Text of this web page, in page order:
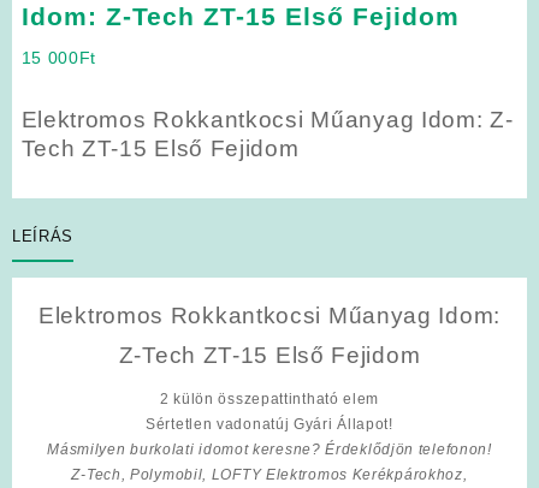
Idom: Z-Tech ZT-15 Első Fejidom
15 000Ft
Elektromos Rokkantkocsi Műanyag Idom: Z-
Tech ZT-15 Első Fejidom
LEÍRÁS
Elektromos Rokkantkocsi Műanyag Idom:
Z-Tech ZT-15 Első Fejidom
2 külön összepattintható elem
Sértetlen vadonatúj Gyári Állapot!
Másmilyen burkolati idomot keresne? Érdeklődjön telefonon!
Z-Tech, Polymobil, LOFTY Elektromos Kerékpárokhoz,